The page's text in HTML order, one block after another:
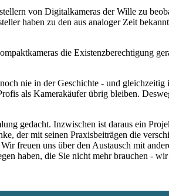
von Digitalkameras der Wille zu
haben zu den aus analoger Zeit
die Existenzberechtigung
nie in der Geschichte - und
als Kamerakäufer übrig bleiben.
gedacht. Inzwischen ist daraus ein
der mit seinen Praxisbeiträgen die
freuen uns über den Austausch mit
haben, die Sie nicht mehr brauchen -